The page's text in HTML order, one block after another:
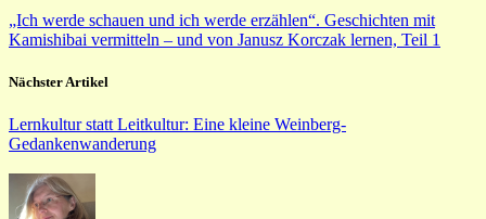
„Ich werde schauen und ich werde erzählen“. Geschichten mit
Kamishibai vermitteln – und von Janusz Korczak lernen, Teil 1
Nächster Artikel
Lernkultur statt Leitkultur: Eine kleine Weinberg-
Gedankenwanderung